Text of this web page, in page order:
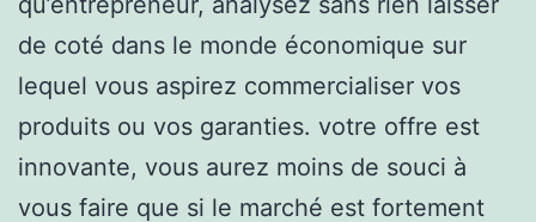
de coté dans le monde économique sur
lequel vous aspirez commercialiser vos
produits ou vos garanties. votre offre est
innovante, vous aurez moins de souci à
vous faire que si le marché est fortement